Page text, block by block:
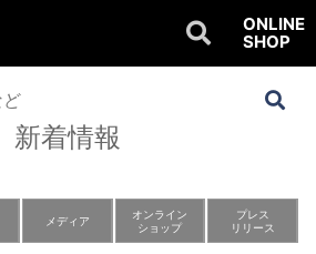
ONLINE
SHOP
新着情報
メディア
オンライン
ショップ
プレス
リリース